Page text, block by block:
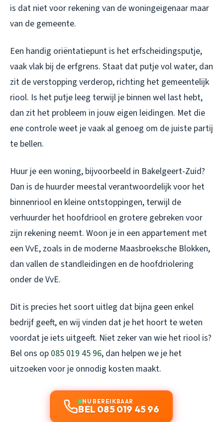
is dat niet voor rekening van de woningeigenaar maar
van de gemeente.
Een handig oriëntatiepunt is het erfscheidingsputje,
vaak vlak bij de erfgrens. Staat dat putje vol water, dan
zit de verstopping verderop, richting het gemeentelijk
riool. Is het putje leeg terwijl je binnen wel last hebt,
dan zit het probleem in jouw eigen leidingen. Met die
ene controle weet je vaak al genoeg om de juiste partij
te bellen.
Huur je een woning, bijvoorbeeld in Bakelgeert-Zuid?
Dan is de huurder meestal verantwoordelijk voor het
binnenriool en kleine ontstoppingen, terwijl de
verhuurder het hoofdriool en grotere gebreken voor
zijn rekening neemt. Woon je in een appartement met
een VvE, zoals in de moderne Maasbroeksche Blokken,
dan vallen de standleidingen en de hoofdriolering
onder de VvE.
Dit is precies het soort uitleg dat bijna geen enkel
bedrijf geeft, en wij vinden dat je het hoort te weten
voordat je iets uitgeeft. Niet zeker van wie het riool is?
Bel ons op 085 019 45 96, dan helpen we je het
uitzoeken voor je onnodig kosten maakt.
NU BEREIKBAAR
BEL 085 019 45 96